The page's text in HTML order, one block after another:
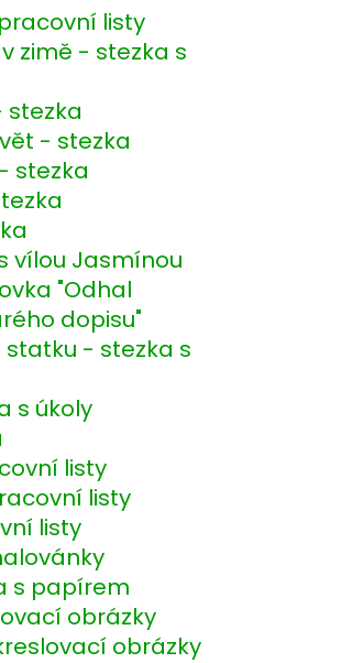
listy
zimě - stezka s
stezka
- stezka
stezka
vílou Jasmínou
"Odhal
dopisu"
- stezka s
s úkoly
listy
listy
listy
s papírem
obrázky
obrázky